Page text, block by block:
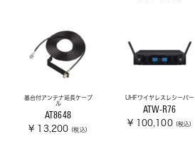
基台付アンテナ延長ケーブ
ル
AT8648
¥ 13,200 (税込)
UHFワイヤレスレシーバー
ATW-R76
¥ 100,100 (税込)